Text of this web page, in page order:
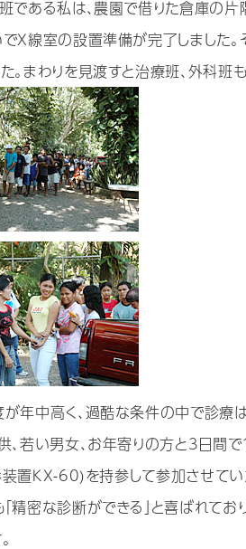
である私は、農園で借りた倉庫の
X線室の設置準備が完了しました
。まわりを見渡すと治療班、外科班
年中高く、過酷な条件の中で診療
、若い男女、お年寄りの方と3日
置KX-60)を持参して参加させてい
精密な診断ができる」と喜ばれて